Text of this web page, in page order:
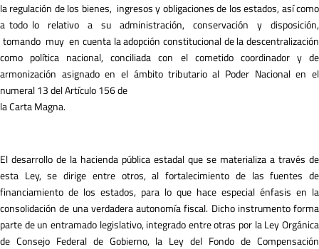
la regulación de los bienes, ingresos y obligaciones de los estados, así como
a todo lo relativo a su administración, conservación y disposición,
tomando muy en cuenta la adopción constitucional de la descentralización
como política nacional, conciliada con el cometido coordinador y de
armonización asignado en el ámbito tributario al Poder Nacional en el
numeral 13 del Artículo 156 de
la Carta Magna.
El desarrollo de la hacienda pública estadal que se materializa a través de
esta Ley, se dirige entre otros, al fortalecimiento de las fuentes de
financiamiento de los estados, para lo que hace especial énfasis en la
consolidación de una verdadera autonomía fiscal. Dicho instrumento forma
parte de un entramado legislativo, integrado entre otras por la Ley Orgánica
de Consejo Federal de Gobierno, la Ley del Fondo de Compensación